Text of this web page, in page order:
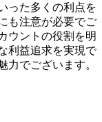
った多くの利点を
も注意が必要でご
ウントの役割を明
利益追求を実現で
力でございます。